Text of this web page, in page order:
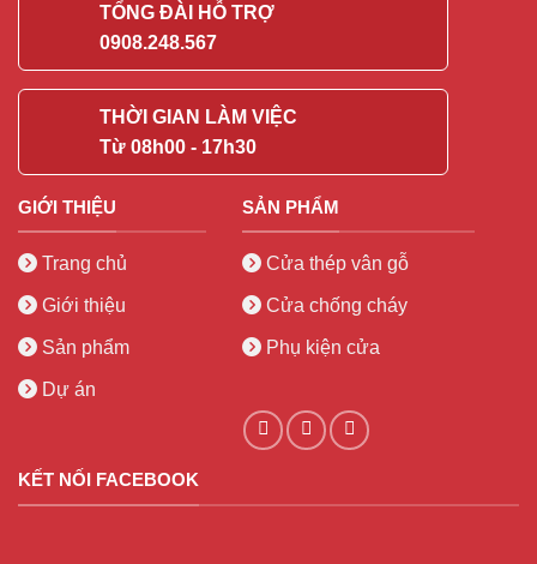
TỔNG ĐÀI HỖ TRỢ
0908.248.567
THỜI GIAN LÀM VIỆC
Từ 08h00 - 17h30
GIỚI THIỆU
Trang chủ
Giới thiệu
Sản phẩm
Dự án
SẢN PHẨM
Cửa thép vân gỗ
Cửa chống cháy
Phụ kiện cửa
KẾT NỐI FACEBOOK